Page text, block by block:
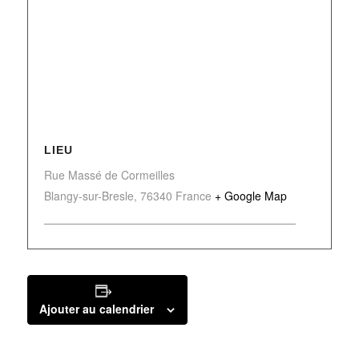
LIEU
Rue Massé de Cormeilles
Blangy-sur-Bresle, 76340 France + Google Map
Ajouter au calendrier